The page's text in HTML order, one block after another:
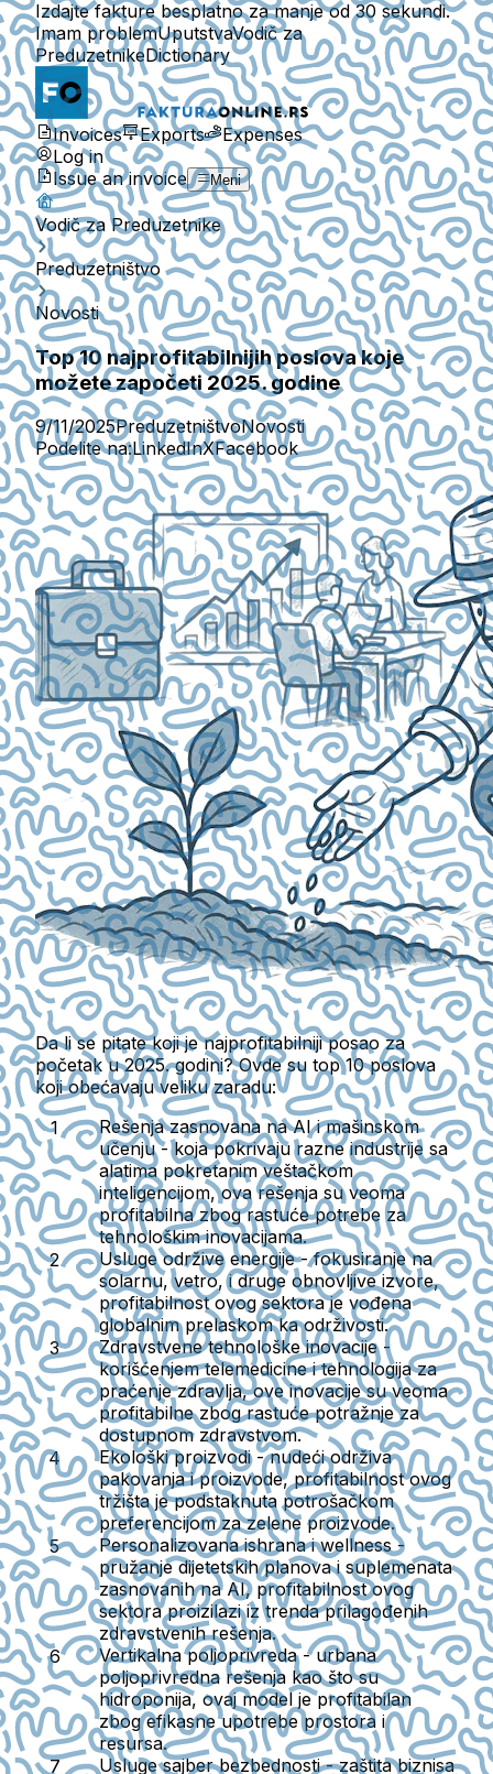
Izdajte fakture besplatno za manje od 30 sekundi.
Imam problemUputstvaVodič za
PreduzetnikeDictionary
Invoices Exports
Expenses
Log in
Issue an invoice
Meni
Vodič za Preduzetnike
Preduzetništvo
Novosti
Top 10 najprofitabilnijih poslova koje
možete započeti 2025. godine
9/11/2025PreduzetništvoNovosti
Podelite na:LinkedInXFacebook
Da li se pitate koji je najprofitabilniji posao za
početak u 2025. godini? Ovde su top 10 poslova
koji obećavaju veliku zaradu:
Rešenja zasnovana na AI i mašinskom
učenju- koja pokrivaju razne industrije sa
alatima pokretanim veštačkom
inteligencijom, ova rešenja su veoma
profitabilna zbog rastuće potrebe za
tehnološkim inovacijama.
Usluge održive energije- fokusiranje na
solarnu, vetro, i druge obnovljive izvore,
profitabilnost ovog sektora je vođena
globalnim prelaskom ka održivosti.
Zdravstvene tehnološke inovacije-
korišćenjem telemedicine i tehnologija za
praćenje zdravlja, ove inovacije su veoma
profitabilne zbog rastuće potražnje za
dostupnom zdravstvom.
Ekološki proizvodi- nudeći održiva
pakovanja i proizvode, profitabilnost ovog
tržišta je podstaknuta potrošačkom
preferencijom za zelene proizvode.
Personalizovana ishrana i wellness-
pružanje dijetetskih planova i suplemenata
zasnovanih na AI, profitabilnost ovog
sektora proizilazi iz trenda prilagođenih
zdravstvenih rešenja.
Vertikalna poljoprivreda- urbana
poljoprivredna rešenja kao što su
hidroponija, ovaj model je profitabilan
zbog efikasne upotrebe prostora i
resursa.
Usluge sajber bezbednosti- zaštita biznisa